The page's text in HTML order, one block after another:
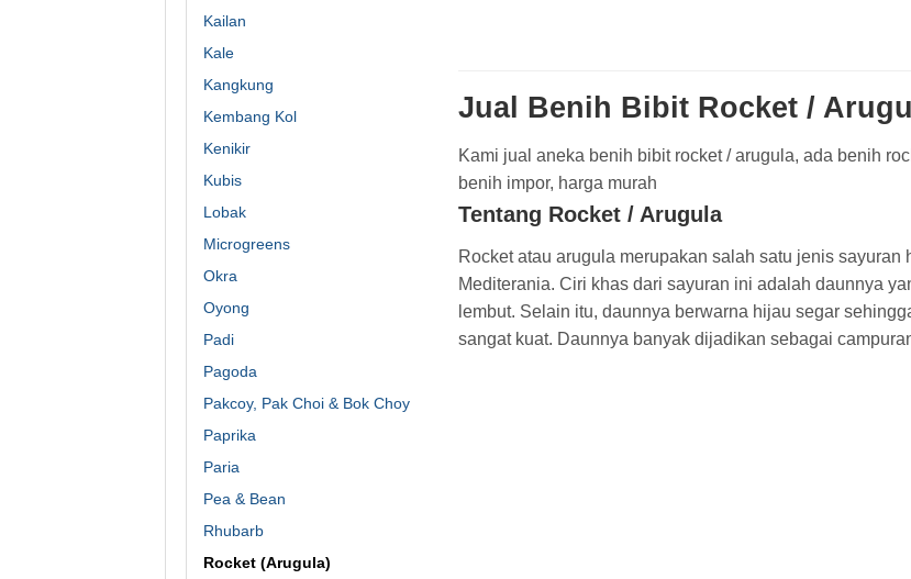
Kailan
Kale
Kangkung
Kembang Kol
Kenikir
Kubis
Lobak
Microgreens
Okra
Oyong
Padi
Pagoda
Pakcoy, Pak Choi & Bok Choy
Paprika
Paria
Pea & Bean
Rhubarb
Rocket (Arugula)
Jual Benih Bibit Rocket /
Kami jual aneka benih bibit rocket / arugula, ada benih
benih impor, harga murah
Tentang Rocket / Arugula
Rocket atau arugula merupakan salah satu jenis
Mediterania. Ciri khas dari sayuran ini adalah daunnya
lembut. Selain itu, daunnya berwarna hijau segar
sangat kuat. Daunnya banyak dijadikan sebagai